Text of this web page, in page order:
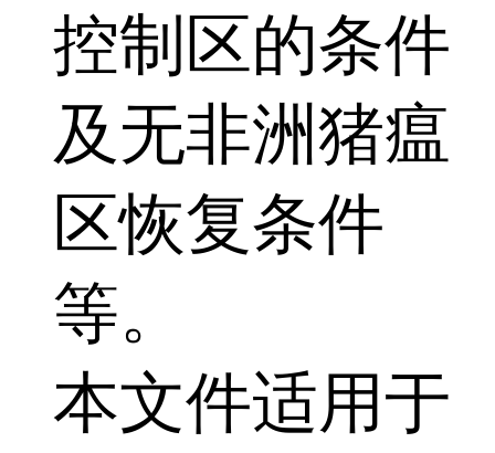
控制区的条件
及无非洲猪瘟
区恢复条件
等。
本文件适用于